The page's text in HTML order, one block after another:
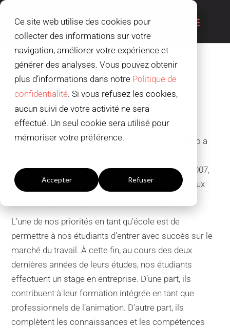
Ce site web utilise des cookies pour
collecter des informations sur votre
navigation, améliorer votre expérience et
générer des analyses. Vous pouvez obtenir
plus d’informations dans notre Politique de
confidentialité. Si vous refusez les cookies,
aucun suivi de votre activité ne sera
effectué. Un seul cookie sera utilisé pour
mémoriser votre préférence.
Accepter Refuser
Joan Cerdà
Programme: Animation
Expérience de stage: PlaySys
En troisième année d’études, Joan Cerdà Montero a
d’ingénierie logicielle basée à Milan qui, depuis 2007,
propose des expériences numériques pour les jeux
L’une de nos priorités en tant qu’école est de
permettre à nos étudiants d’entrer avec succès sur le
marché du travail. À cette fin, au cours des deux
dernières années de leurs études, nos étudiants
effectuent un stage en entreprise. D’une part, ils
contribuent à leur formation intégrée en tant que
professionnels de l’animation. D’autre part, ils
complètent les connaissances et les compétences